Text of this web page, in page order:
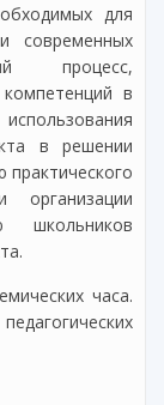
для
современных
процесс,
в
в решении
организации
часа.